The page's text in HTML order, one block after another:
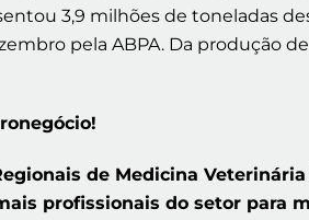
3,9 milhões de toneladas
pela ABPA. Da produção
de Medicina
profissionais do setor para